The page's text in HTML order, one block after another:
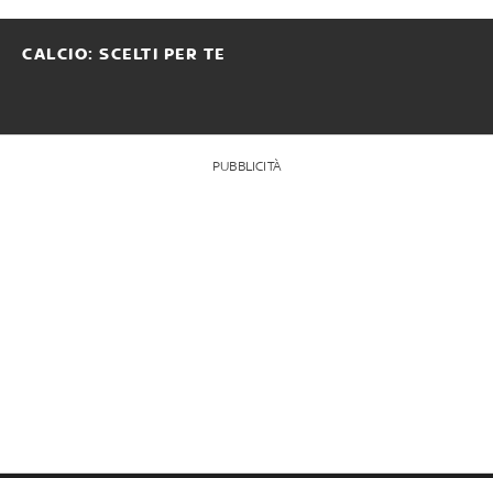
CALCIO: SCELTI PER TE
PUBBLICITÀ